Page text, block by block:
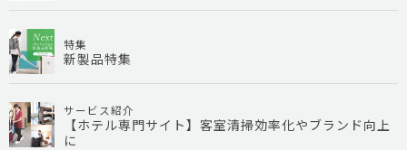
特集
新製品特集
サービス紹介
【ホテル専門サイト】客室清掃効率化やブランド向上
に